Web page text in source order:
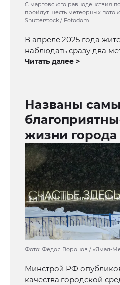
С мартовского равноденствия
пройдут шесть метеорных
Shutterstock / Fotodom
В апреле 2025 года
наблюдать сразу два
Читать далее >
Названы
жизни
Фото: Фёдор Воронов / «Ямал-
Минстрой РФ
качества городской